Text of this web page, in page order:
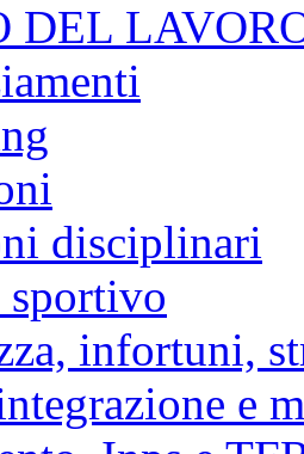
DEL
disciplinari
infortuni,
e